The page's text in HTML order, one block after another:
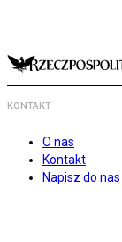
KONTAKT
O nas
Kontakt
Napisz do nas